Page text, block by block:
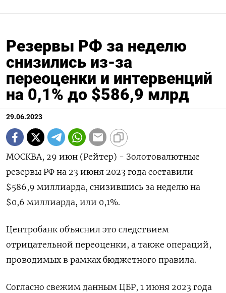
Резервы РФ за неделю
снизились из-за
переоценки и интервенций
на 0,1% до $586,9 млрд
29.06.2023
МОСКВА, 29 июн (Рейтер) - Золотовалютные
резервы РФ на 23 июня 2023 года составили
$586,9 миллиарда, снизившись за неделю на
$0,6 миллиарда, или 0,1%.
Центробанк объяснил это следствием
отрицательной переоценки, а также операций,
проводимых в рамках бюджетного правила.
Согласно свежим данным ЦБР, 1 июня 2023 года